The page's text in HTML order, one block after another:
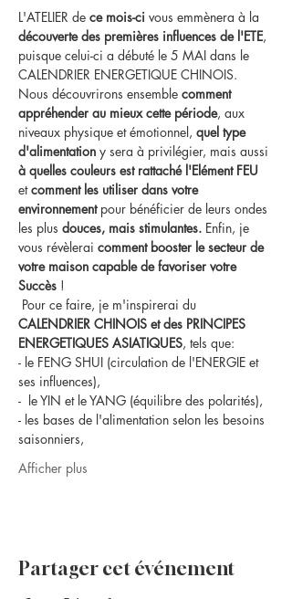
L'ATELIER de ce mois-ci vous emmènera à la
découverte des premières influences de l'ETE,
puisque celui-ci a débuté le 5 MAI dans le
CALENDRIER ENERGETIQUE CHINOIS.
Nous découvrirons ensemble comment
appréhender au mieux cette période, aux
niveaux physique et émotionnel, quel type
d'alimentation y sera à privilégier, mais aussi
à quelles couleurs est rattaché l'Elément FEU
et comment les utiliser dans votre
environnement pour bénéficier de leurs ondes
les plus douces, mais stimulantes. Enfin, je
vous révèlerai comment booster le secteur de
votre maison capable de favoriser votre
Succès !
Pour ce faire, je m'inspirerai du
CALENDRIER CHINOIS et des PRINCIPES
ENERGETIQUES ASIATIQUES, tels que:
- le FENG SHUI (circulation de l'ENERGIE et
ses influences),
-  le YIN et le YANG (équilibre des polarités),
- les bases de l'alimentation selon les besoins
saisonniers,
Afficher plus
Partager cet événement